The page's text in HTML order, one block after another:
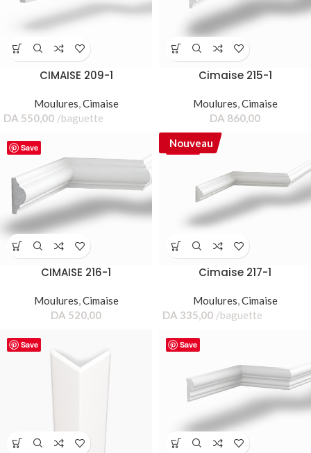
CIMAISE 209-1
Moulures Cimaise
DA 550,00
Cimaise 215-1
Moulures Cimaise
DA 860,00
Save
CIMAISE 216-1
Moulures,Cimaise
DA 520,00
Save
Cimaise 217-1
Moulures,Cimaise
DA 335,00
Nouveau
Save Save